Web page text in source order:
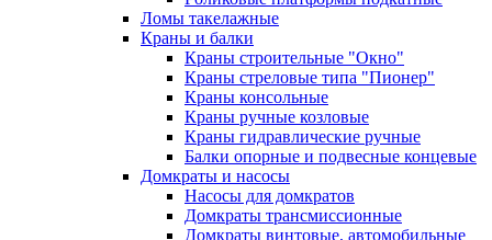
Ломы такелажные
Краны и балки
Краны строительные "Окно"
Краны стреловые типа "Пионер"
Краны консольные
Краны ручные козловые
Краны гидравлические ручные
Балки опорные и подвесные концевые
Домкраты и насосы
Насосы для домкратов
Домкраты трансмиссионные
Домкраты винтовые, автомобильные